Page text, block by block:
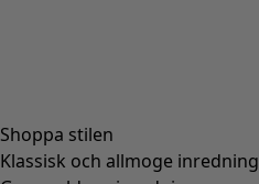
Shoppa stilen
Klassisk och allmoge inredning